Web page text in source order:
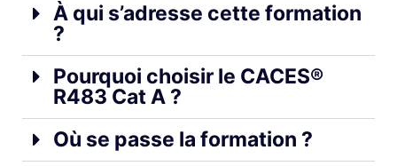
À qui s’adresse cette formation
?
Pourquoi choisir le CACES®
R483 Cat A ?
Où se passe la formation ?